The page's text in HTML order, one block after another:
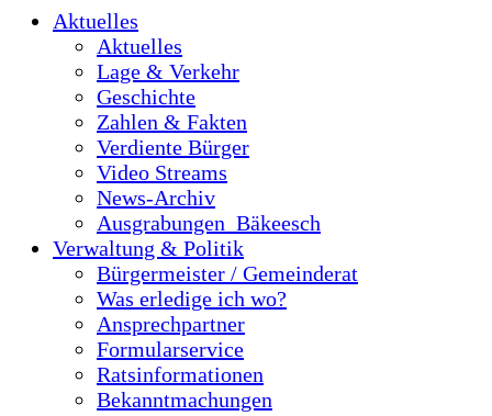
Aktuelles
Aktuelles
Lage & Verkehr
Geschichte
Zahlen & Fakten
Verdiente Bürger
Video Streams
News-Archiv
Ausgrabungen_Bäkeesch
Verwaltung & Politik
Bürgermeister / Gemeinderat
Was erledige ich wo?
Ansprechpartner
Formularservice
Ratsinformationen
Bekanntmachungen